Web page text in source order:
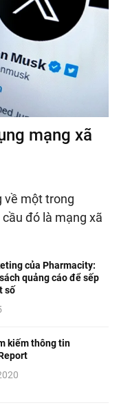
mạng xã
về một trong
đó là mạng xã
của Pharmacity:
quảng cáo để sếp
số
kiếm thông tin